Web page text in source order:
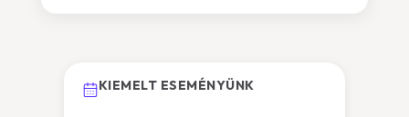
KIEMELT ESEMÉNYÜNK